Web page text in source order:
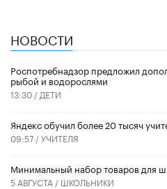
НОВОСТИ
Роспотребнадзор предложил
рыбой и водорослями
13:30 / ДЕТИ
​Яндекс обучил более 20 тысяч
09:57 /УЧИТЕЛЯ
Минимальный набор товаров для
5 АВГУСТА / ШКОЛЬНИКИ